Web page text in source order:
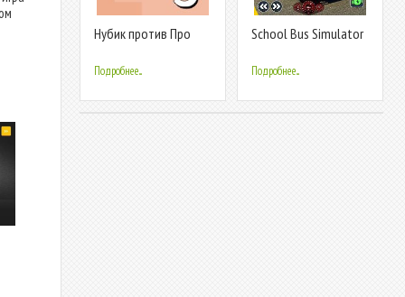
Нубик против Про
Цунами Любви
Подробнее...
School Bus Simulator
Подробнее...